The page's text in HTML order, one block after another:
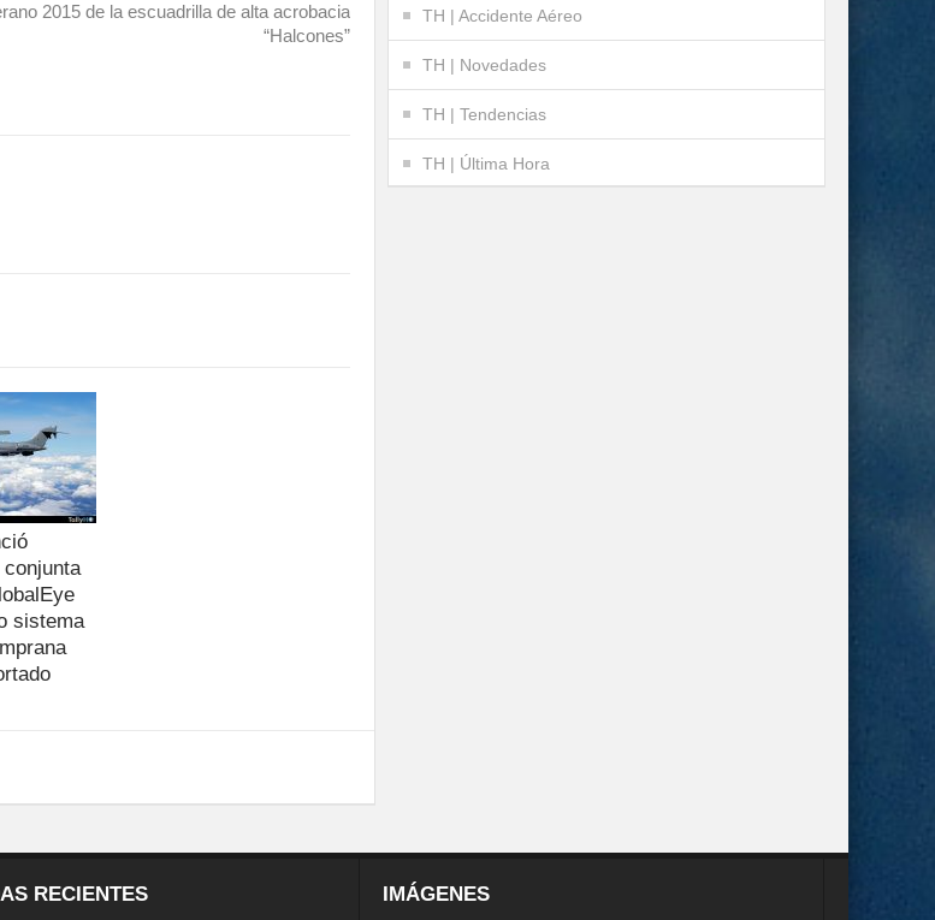
2015 de la escuadrilla de alta acrobacia
“Halcones”
sistema
TH | Accidente Aéreo
TH | Novedades
TH | Tendencias
TH | Última Hora
RECIENTES IMÁGENES